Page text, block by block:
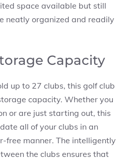
space available but still
neatly organized and readily
Capacity
up to 27 clubs, this golf club
capacity. Whether you
or are just starting out, this
all of your clubs in an
free manner. The intelligently
the clubs ensures that